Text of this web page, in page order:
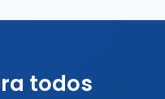
todos